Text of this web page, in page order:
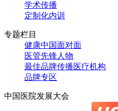
学术传播
定制化内训
专题栏目
健康中国面对面
医管先锋人物
最佳品牌传播医疗机构
品牌专区
中国医院发展大会